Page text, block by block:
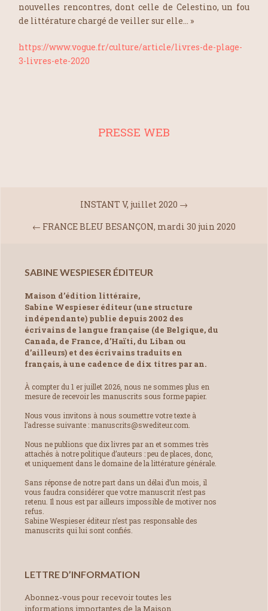
nouvelles rencontres, dont celle de Celestino, un fou
de littérature chargé de veiller sur elle… »
https://www.vogue.fr/culture/article/livres-de-plage-
3-livres-ete-2020
PRESSE WEB
INSTANT V, juillet 2020 →
← FRANCE BLEU BESANÇON, mardi 30 juin 2020
SABINE WESPIESER ÉDITEUR
Maison d’édition littéraire,
Sabine Wespieser éditeur (une structure
indépendante) publie depuis 2002 des
écrivains de langue française (de Belgique, du
Canada, de France, d’Haïti, du Liban ou
d’ailleurs) et des écrivains traduits en
français, à une cadence de dix titres par an.
À compter du 1 er juillet 2026, nous ne sommes plus en
mesure de recevoir les manuscrits sous forme papier.
Nous vous invitons à nous soumettre votre texte à
l’adresse suivante : manuscrits@swediteur.com.
Nous ne publions que dix livres par an et sommes très
attachés à notre politique d’auteurs : peu de places, donc,
et uniquement dans le domaine de la littérature générale.
Sans réponse de notre part dans un délai d’un mois, il
vous faudra considérer que votre manuscrit n’est pas
retenu. Il nous est par ailleurs impossible de motiver nos
refus.
Sabine Wespieser éditeur n’est pas responsable des
manuscrits qui lui sont confiés.
LETTRE D’INFORMATION
Abonnez-vous pour recevoir toutes les
informations importantes de la Maison.